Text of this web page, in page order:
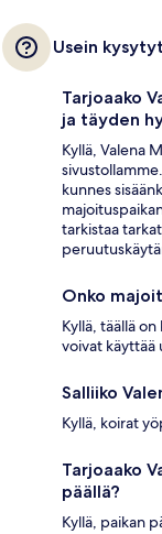
Usein
Tarjoaako
ja täyden
Kyllä, Valena
kunnes
tarkistaa
Onko
Kyllä, täällä
voivat käyttää
Salliiko
Kyllä, koirat
Tarjoaako
päällä?
Kyllä, paikan